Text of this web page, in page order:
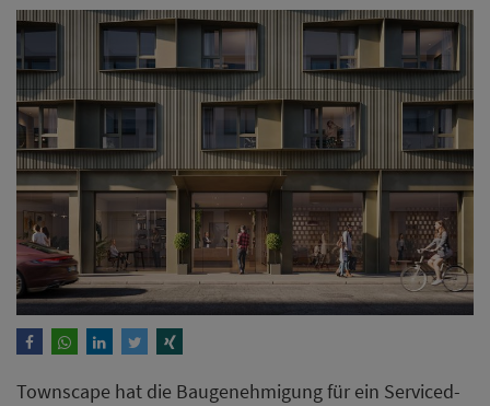
Townscape hat die Baugenehmigung für ein Serviced-